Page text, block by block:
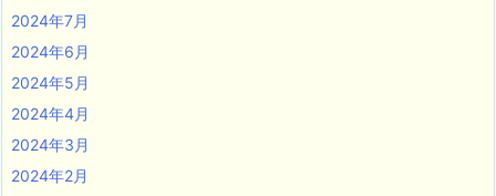
2024年7月
2024年6月
2024年5月
2024年4月
2024年3月
2024年2月